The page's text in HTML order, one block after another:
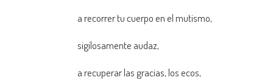
a recorrer tu cuerpo en el mutismo,
sigilosamente audaz,
a recuperar las gracias, los ecos,